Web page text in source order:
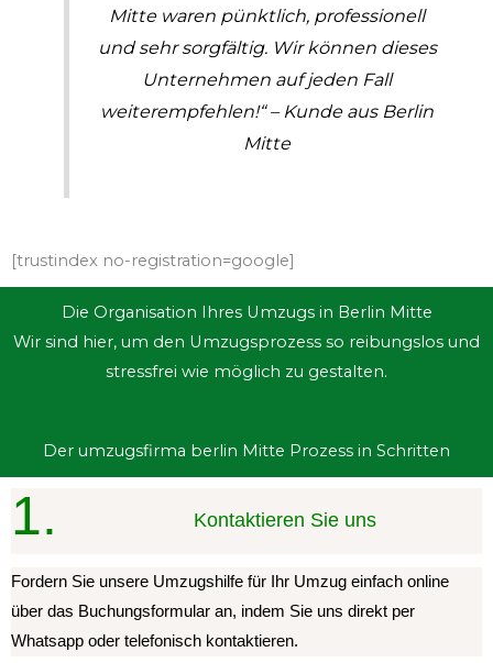
Mitte waren pünktlich, professionell
und sehr sorgfältig. Wir können dieses
Unternehmen auf jeden Fall
weiterempfehlen!“ – Kunde aus Berlin
Mitte
[trustindex no-registration=google]
Die Organisation Ihres Umzugs in Berlin Mitte
Wir sind hier, um den Umzugsprozess so reibungslos und
stressfrei wie möglich zu gestalten.
Der umzugsfirma berlin Mitte Prozess in Schritten
1. Kontaktieren Sie uns
Fordern Sie unsere Umzugshilfe für Ihr Umzug einfach online
über das Buchungsformular an, indem Sie uns direkt per
Whatsapp oder telefonisch kontaktieren.